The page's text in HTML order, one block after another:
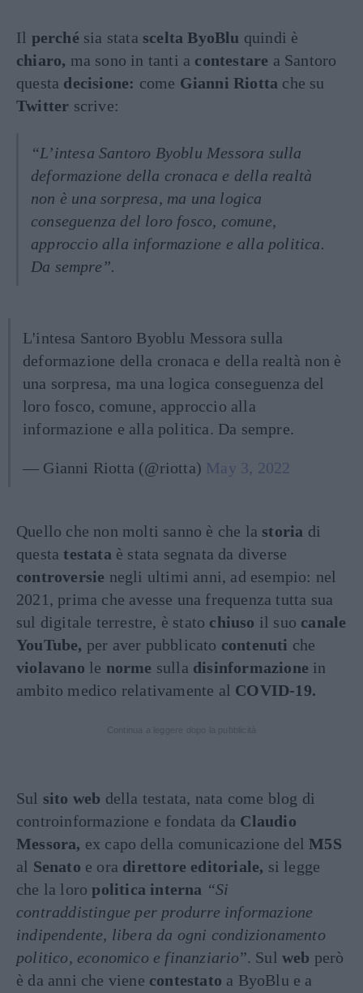
Il perché sia stata scelta ByoBlu quindi è
chiaro, ma sono in tanti a contestare a Santoro
questa decisione: come Gianni Riotta che su
Twitter scrive:
“L’intesa Santoro Byoblu Messora sulla
deformazione della cronaca e della realtà
non è una sorpresa, ma una logica
conseguenza del loro fosco, comune,
approccio alla informazione e alla politica.
Da sempre”.
L'intesa Santoro Byoblu Messora sulla
deformazione della cronaca e della realtà non è
una sorpresa, ma una logica conseguenza del
loro fosco, comune, approccio alla
informazione e alla politica. Da sempre.
— Gianni Riotta (@riotta) May 3, 2022
Quello che non molti sanno è che la storia di
questatestata è stata segnata da diverse
controversie negli ultimi anni, ad esempio: nel
2021, prima che avesse una frequenza tutta sua
sul digitale terrestre, è stato chiuso il suo canale
YouTube, per aver pubblicato contenuti che
violavano le norme sulla disinformazione in
ambito medico relativamente al COVID-19.
Sul sito web della testata, nata come blog di
controinformazione e fondata da Claudio
Messora, ex capo della comunicazione delM5S
al Senato e ora direttore editoriale, si legge
che la loropolitica interna “Si
contraddistingue per produrre informazione
indipendente, libera da ogni condizionamento
politico, economico e finanziario”. Sulweb però
è da anni che viene contestato a ByoBlu e a